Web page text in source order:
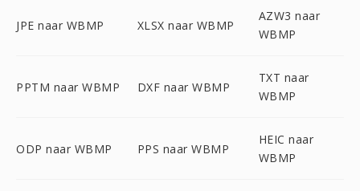
JPE naar WBMP XLSX naar WBMP
AZW3 naar
WBMP
PPTM naar WBMP DXF naar WBMP
TXT naar
WBMP
ODP naar WBMP PPS naar WBMP
HEIC naar
WBMP